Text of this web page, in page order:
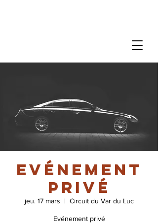
Evénement
privé
jeu. 17 mars
  |
Circuit du Var du Luc
Evénement privé